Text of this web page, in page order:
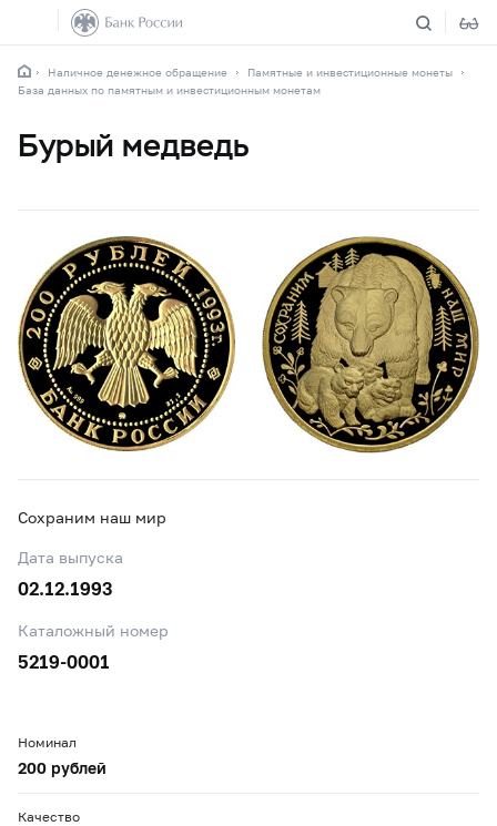
Наличное денежное обращение
Памятные и инвестиционные монеты
База данных по памятным и инвестиционным монетам
Бурый медведь
Сохраним наш мир
Дата выпуска
02.12.1993
Каталожный номер
5219-0001
Номинал
200 рублей
Качество